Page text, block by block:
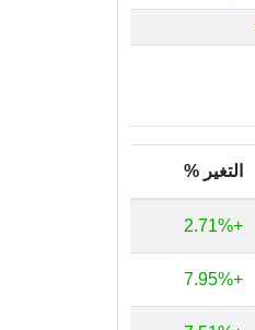
التغير %
+2.71%
+7.95%